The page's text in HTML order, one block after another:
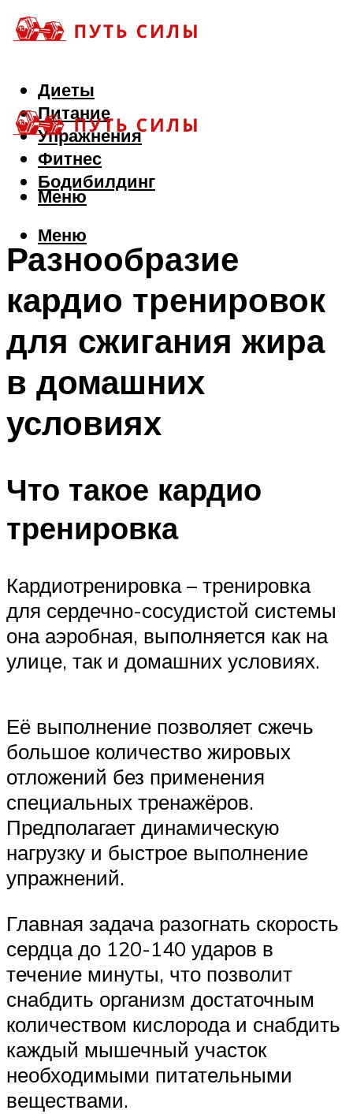
Диеты
Питание
Упражнения
Фитнес
Бодибилдинг
Меню
Меню
Разнообразие
кардио тренировок
для сжигания жира
в домашних
условиях
Что такое кардио
тренировка
Кардиотренировка – тренировка
для сердечно-сосудистой системы
она аэробная, выполняется как на
улице, так и домашних условиях.
Её выполнение позволяет сжечь
большое количество жировых
отложений без применения
специальных тренажёров.
Предполагает динамическую
нагрузку и быстрое выполнение
упражнений.
Главная задача разогнать скорость
сердца до 120-140 ударов в
течение минуты, что позволит
снабдить организм достаточным
количеством кислорода и снабдить
каждый мышечный участок
необходимыми питательными
веществами.